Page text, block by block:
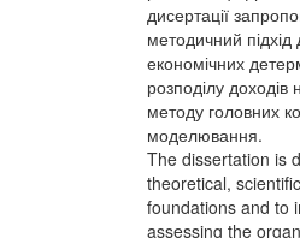
дисертації
методичний підхід
економічних
розподілу доходів
методу головних
моделювання.
The dissertation is
theoretical,
foundations and to
assessing the